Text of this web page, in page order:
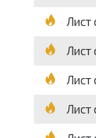
Лист
Лист
Лист
Лист